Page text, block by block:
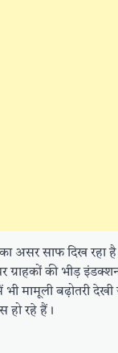
असर साफ दिख रहा
पर ग्राहकों की भीड़
मामूली बढ़ोतरी देखी
हो रहे हैं।